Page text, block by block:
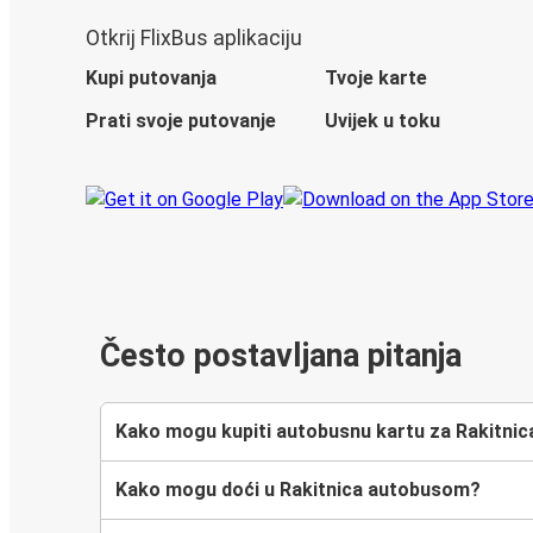
Otkrij FlixBus aplikaciju
Kupi putovanja
Tvoje karte
Prati svoje putovanje
Uvijek u toku
Često postavljana pitanja
Kako mogu kupiti autobusnu kartu za
Kako mogu doći u Rakitnica autobusom?